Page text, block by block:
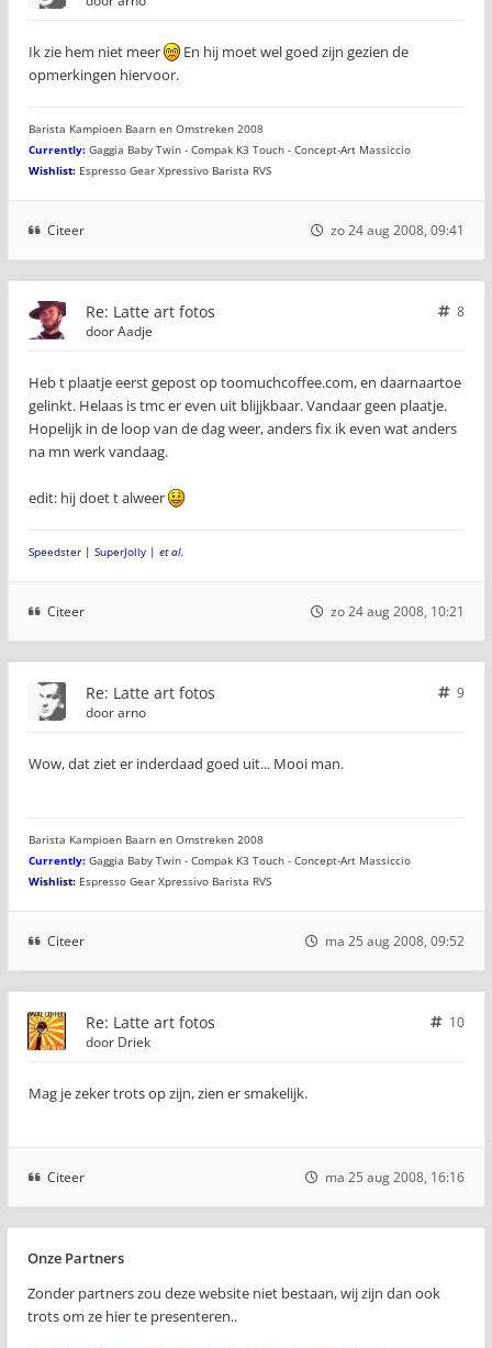
Ik zie hem niet meer
En hij moet wel goed zijn gezien de
opmerkingen hiervoor.
Barista Kampioen Baarn en Omstreken 2008
Currently: Gaggia Baby Twin - Compak K3 Touch - Concept-Art Massiccio
Wishlist: Espresso Gear Xpressivo Barista RVS
Citeer zo 24 aug 2008, 09:41
Re: Latte art fotos
8
doorAadje
Heb t plaatje eerst gepost op toomuchcoffee.com, en daarnaartoe
gelinkt. Helaas is tmc er even uit blijjkbaar. Vandaar geen plaatje.
Hopelijk in de loop van de dag weer, anders fix ik even wat anders
na mn werk vandaag.
edit: hij doet t alweer
Speedster | SuperJolly | et al.
Citeer zo 24 aug 2008, 10:21
Re: Latte art fotos
9
doorarno
Wow, dat ziet er inderdaad goed uit... Mooi man.
Barista Kampioen Baarn en Omstreken 2008
Currently: Gaggia Baby Twin - Compak K3 Touch - Concept-Art Massiccio
Wishlist: Espresso Gear Xpressivo Barista RVS
Citeer ma 25 aug 2008, 09:52
Re: Latte art fotos
10
door Driek
Mag je zeker trots op zijn, zien er smakelijk.
Citeer ma 25 aug 2008, 16:16
Onze Partners
Zonder partners zou deze website niet bestaan, wij zijn dan ook
trots om ze hier te presenteren..